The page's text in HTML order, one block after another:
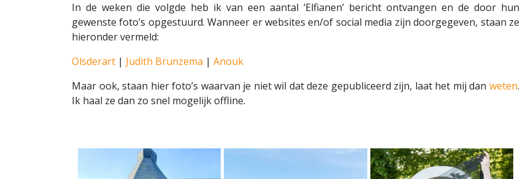
In de weken die volgde heb ik van een aantal ‘Elfianen’ bericht ontvangen en de door hun
gewenste foto’s opgestuurd. Wanneer er websites en/of social media zijn doorgegeven, staan ze
hieronder vermeld:
Olsderart | Judith Brunzema | Anouk
Maar ook, staan hier foto’s waarvan je niet wil dat deze gepubliceerd zijn, laat het mij dan weten.
Ik haal ze dan zo snel mogelijk offline.